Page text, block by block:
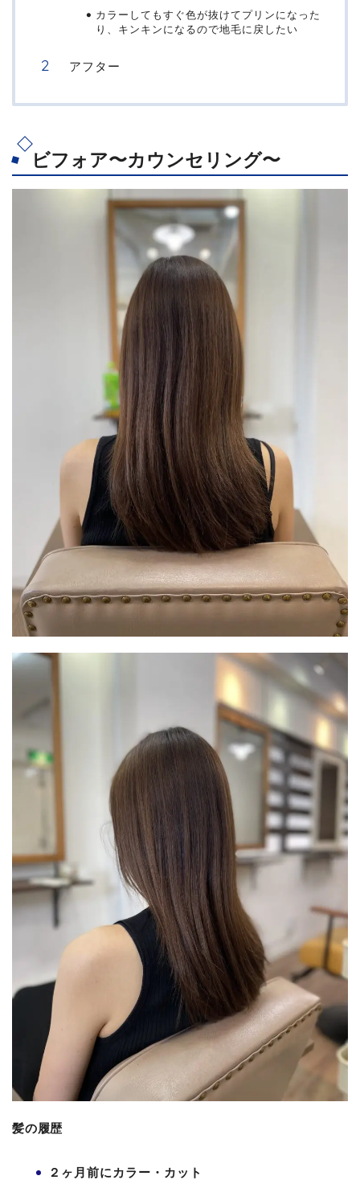
カラーしてもすぐ色が抜けてプリンになった
り、キンキンになるので地毛に戻したい
アフター
ビフォア〜カウンセリング〜
髪の履歴
２ヶ月前にカラー・カット